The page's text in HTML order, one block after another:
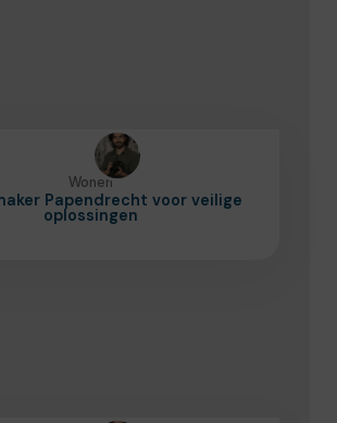
Wonen
Papendrecht voor veilige
oplossingen